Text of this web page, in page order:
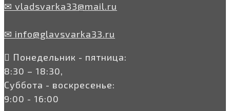
✉ vladsvarka33@mail.ru
✉ info@glavsvarka33.ru
Понедельник - пятница:
8:30 – 18:30,
Суббота - воскресенье:
9:00 - 16:00